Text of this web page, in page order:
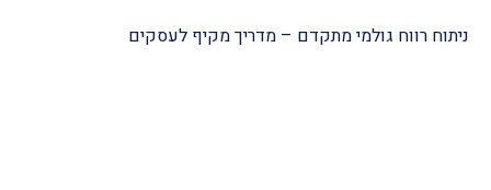
– מדריך מקיף לעסקים